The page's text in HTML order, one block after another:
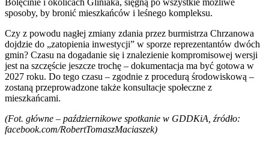
Bolęcinie i okolicach Gliniaka, sięgną po wszystkie możliwe
sposoby, by bronić mieszkańców i leśnego kompleksu.
Czy z powodu nagłej zmiany zdania przez burmistrza Chrzanowa
dojdzie do „zatopienia inwestycji” w sporze reprezentantów dwóch
gmin? Czasu na dogadanie się i znalezienie kompromisowej wersji
jest na szczęście jeszcze trochę – dokumentacja ma być gotowa w
2027 roku. Do tego czasu – zgodnie z procedurą środowiskową –
zostaną przeprowadzone także konsultacje społeczne z
mieszkańcami.
(Fot. główne – październikowe spotkanie w GDDKiA, źródło:
facebook.com/RobertTomaszMaciaszek)